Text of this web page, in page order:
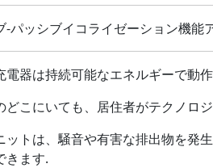
-パッシブイコライゼーション機能
電器は持続可能なエネルギーで動
どこにいても、居住者がテクノロ
ットは、騒音や有害な排出物を発
きます.